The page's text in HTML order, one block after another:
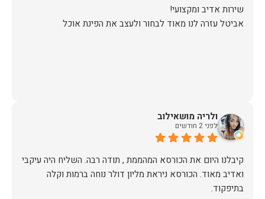
אביטל עזרה לנו מאוד לבחור ולעצב את הפינת אוכל
ולריה מושאילוב
לפני 2 חודשים
קיבלנו היום את הכורסא המהממת , תודה רבה. השליח היה עיקבי
ואדיב מאוד. הכורסא ניראת מליון דולר נוחה ברמות וקלה
בתיפקוד.